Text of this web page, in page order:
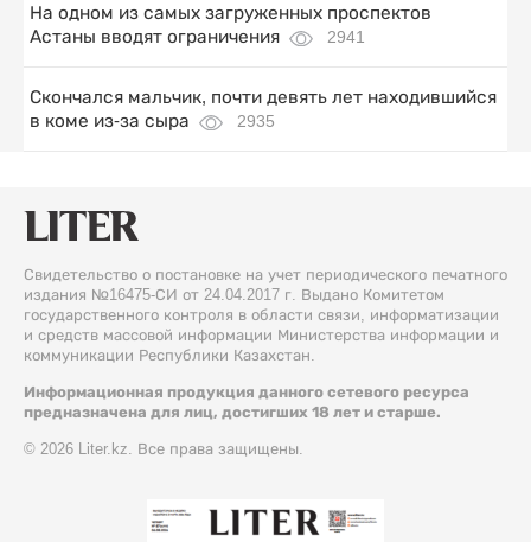
На одном из самых загруженных проспектов
Астаны вводят ограничения
2941
Скончался мальчик, почти девять лет находившийся
в коме из-за сыра
2935
Свидетельство о постановке на учет периодического печатного
издания №16475-СИ от 24.04.2017 г. Выдано Комитетом
государственного контроля в области связи, информатизации
и средств массовой информации Министерства информации и
коммуникации Республики Казахстан.
Информационная продукция данного сетевого ресурса
предназначена для лиц, достигших 18 лет и старше.
© 2026 Liter.kz. Все права защищены.